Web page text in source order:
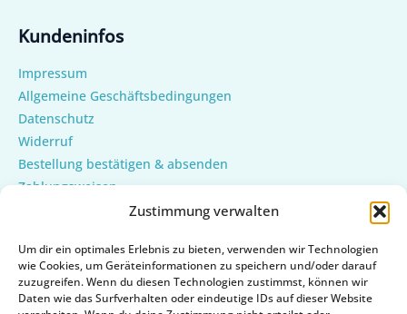
Zustimmung verwalten
Um dir ein optimales Erlebnis zu bieten, verwenden wir Technologien
wie Cookies, um Geräteinformationen zu speichern und/oder darauf
zuzugreifen. Wenn du diesen Technologien zustimmst, können wir
Daten wie das Surfverhalten oder eindeutige IDs auf dieser Website
Kundeninfos
Impressum
Allgemeine Geschäftsbedingungen
Datenschutz
Widerruf
Bestellung bestätigen & absenden
Zahlungsweisen
Versand & Lieferung
Cookie-Richtlinie (EU)